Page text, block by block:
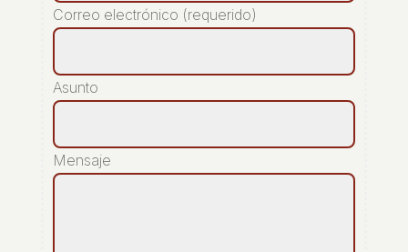
Correo electrónico (requerido)
Asunto
Mensaje